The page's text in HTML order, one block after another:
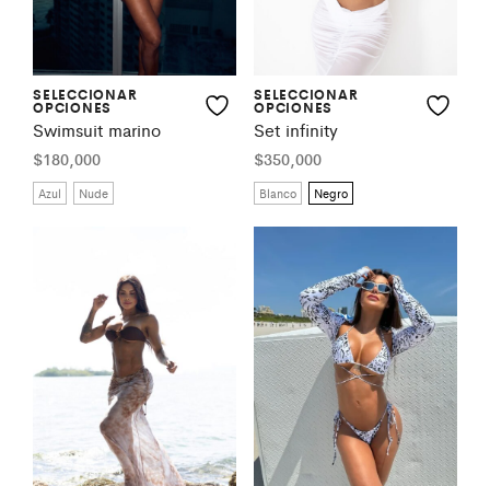
SELECCIONAR
OPCIONES
Swimsuit marino
$180,000
Azul Nude
SELECCIONAR
OPCIONES
Set infinity
$350,000
Blanco Negro